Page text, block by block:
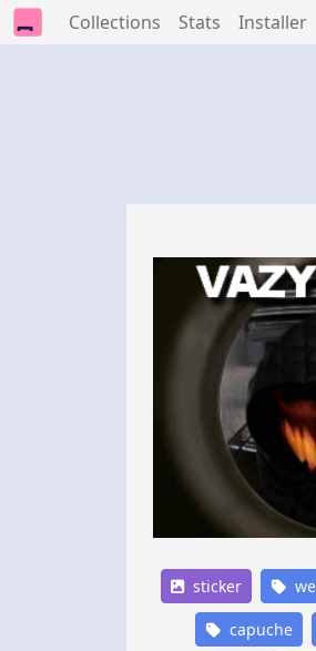
Collections Stats Installer
sticker
capuche